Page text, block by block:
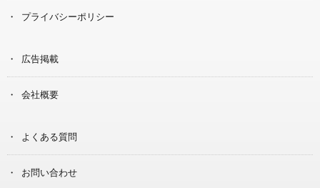
プライバシーポリシー
広告掲載
会社概要
よくある質問
お問い合わせ